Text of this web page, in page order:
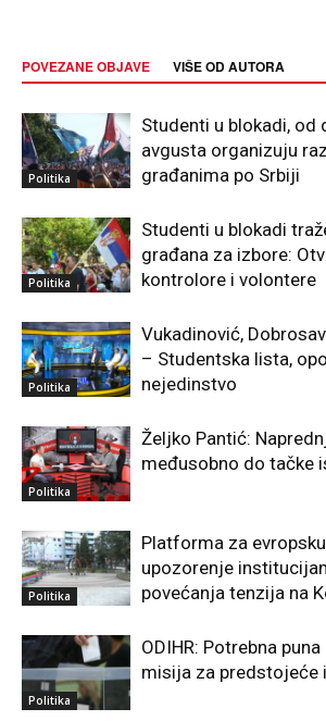
POVEZANE OBJAVE VIŠE OD AUTORA
Politika
Studenti u blokadi, od
avgusta organizuju
građanima po Srbiji
Politika
Studenti u blokadi
građana za izbore:
kontrolore i volontere
Politika
Vukadinović,
– Studentska lista,
nejedinstvo
Politika
Željko Pantić:
međusobno do tačke
Politika
Platforma za
upozorenje
povećanja tenzija na
Politika
ODIHR: Potrebna
misija za predstojeće